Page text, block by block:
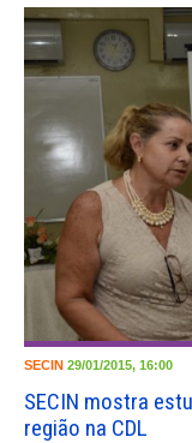
SECIN 29/01/2015, 16:00
SECIN mostra
região na CDL